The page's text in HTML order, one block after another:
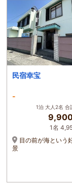
民宿幸宝
-
1泊 大人2名 合
1名
目の前が海という
景